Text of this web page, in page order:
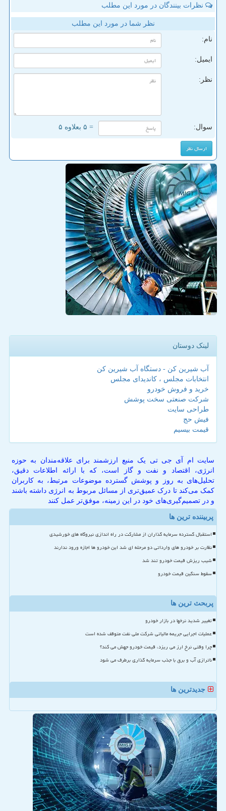
نظرات بینندگان در مورد این مطلب
نظر شما در مورد این مطلب
نام:
ایمیل:
نظر:
سوال: = ۵ بعلاوه ۵
لینک دوستان
آب شیرین کن - دستگاه آب شیرین کن
انتخابات مجلس ، کاندیدای مجلس
خرید و فروش خودرو
شرکت صنعتی سخت پوشش
طراحی سایت
فیش حج
قیمت بیسیم
سایت ام آی جی تی یک منبع ارزشمند برای علاقه‌مندان به حوزه
انرژی، اقتصاد و نفت و گاز است، که با ارائه اطلاعات دقیق،
تحلیل‌های به روز و پوشش گسترده موضوعات مرتبط، به کاربران
کمک می‌کند تا درک عمیق‌تری از مسائل مربوط به انرژی داشته باشند
و در تصمیم‌گیری‌های خود در این زمینه، موفق‌تر عمل کنند
پربیننده ترین ها
استقبال گسترده سرمایه گذاران از مشارکت در راه اندازی نیروگاه های خورشیدی
نظارت بر خودرو های وارداتی دو مرحله ای شد این خودرو ها اجازه ورود ندارند
شیب ریزش قیمت خودرو تند شد
سقوط سنگین قیمت خودرو
پربحث ترین ها
تغییر شدید نرخها در بازار خودرو
عملیات اجرایی جریمه مالیاتی شرکت ملی نفت متوقف شده است
چرا وقتی نرخ ارز می ریزد، قیمت خودرو جهش می کند؟
ناترازی آب و برق با جذب سرمایه گذاری برطرف می شود
جدیدترین ها